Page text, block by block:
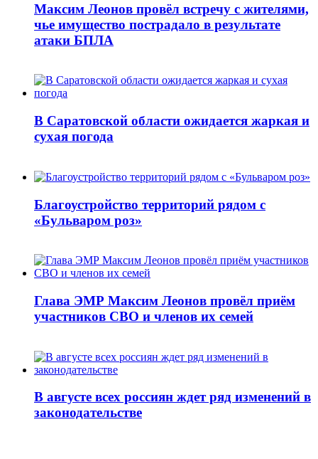
Максим Леонов провёл встречу с жителями,
чье имущество пострадало в результате
атаки БПЛА
В Саратовской области ожидается жаркая и
сухая погода
Благоустройство территорий рядом с
«Бульваром роз»
Глава ЭМР Максим Леонов провёл приём
участников СВО и членов их семей
В августе всех россиян ждет ряд изменений в
законодательстве